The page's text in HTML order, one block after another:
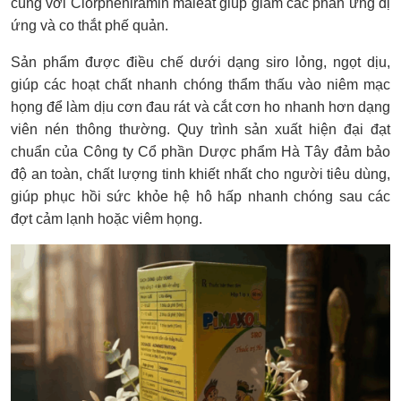
cùng với Clorpheniramin maleat giúp giảm các phản ứng dị
ứng và co thắt phế quản.
Sản phẩm được điều chế dưới dạng siro lỏng, ngọt dịu,
giúp các hoạt chất nhanh chóng thẩm thấu vào niêm mạc
họng để làm dịu cơn đau rát và cắt cơn ho nhanh hơn dạng
viên nén thông thường. Quy trình sản xuất hiện đại đạt
chuẩn của Công ty Cổ phần Dược phẩm Hà Tây đảm bảo
độ an toàn, chất lượng tinh khiết nhất cho người tiêu dùng,
giúp phục hồi sức khỏe hệ hô hấp nhanh chóng sau các
đợt cảm lạnh hoặc viêm họng.